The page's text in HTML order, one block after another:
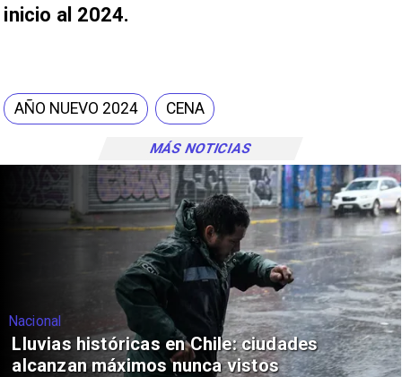
MÁS NOTICIAS
inicio al 2024.
AÑO NUEVO 2024 CENA
Nacional
Lluvias históricas en Chile: ciudades
alcanzan máximos nunca vistos